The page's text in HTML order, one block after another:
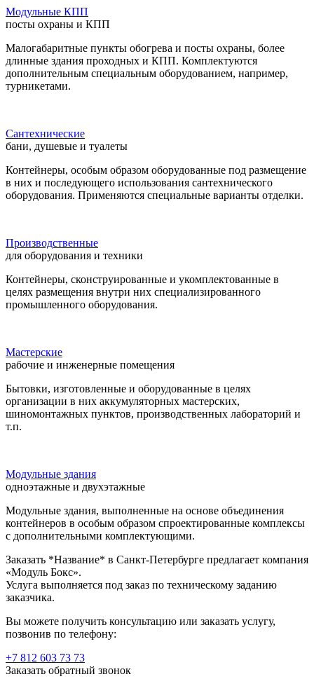
Модульные КПП
посты охраны и КПП
Малогабаритные пункты обогрева и посты охраны, более
длинные здания проходных и КПП. Комплектуются
дополнительным специальным оборудованием, например,
турникетами.
Сантехнические
бани, душевые и туалеты
Контейнеры, особым образом оборудованные под размещение
в них и последующего использования сантехнического
оборудования. Применяются специальные варианты отделки.
Производственные
для оборудования и техники
Контейнеры, сконструированные и укомплектованные в
целях размещения внутри них специализированного
промышленного оборудования.
Мастерские
рабочие и инженерные помещения
Бытовки, изготовленные и оборудованные в целях
организации в них аккумуляторных мастерских,
шиномонтажных пунктов, производственных лабораторий и
т.п.
Модульные здания
одноэтажные и двухэтажные
Модульные здания, выполненные на основе объединения
контейнеров в особым образом спроектированные комплексы
с дополнительными комплектующими.
Заказать *Название* в Санкт-Петербурге предлагает компания
«Модуль Бокс».
Услуга выполняется под заказ по техническому заданию
заказчика.
Вы можете получить консультацию или заказать услугу,
позвонив по телефону:
+7 812 603 73 73
Заказать обратный звонок